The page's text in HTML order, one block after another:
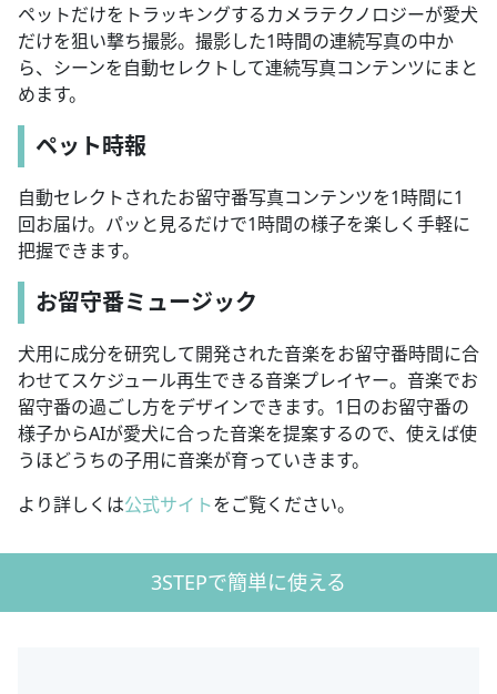
ペットだけをトラッキングするカメラテクノロジーが愛犬
だけを狙い撃ち撮影。撮影した1時間の連続写真の中か
ら、シーンを自動セレクトして連続写真コンテンツにまと
めます。
ペット時報
自動セレクトされたお留守番写真コンテンツを1時間に1
回お届け。パッと見るだけで1時間の様子を楽しく手軽に
把握できます。
お留守番ミュージック
犬用に成分を研究して開発された音楽をお留守番時間に合
わせてスケジュール再生できる音楽プレイヤー。音楽でお
留守番の過ごし方をデザインできます。1日のお留守番の
様子からAIが愛犬に合った音楽を提案するので、使えば使
うほどうちの子用に音楽が育っていきます。
より詳しくは公式サイトをご覧ください。
3STEPで簡単に使える